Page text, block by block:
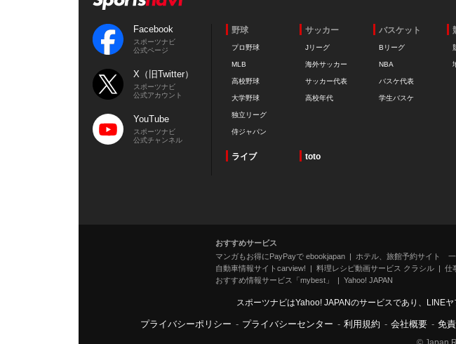
Facebook
スポーツナビ
公式ページ
X（旧Twitter）
スポーツナビ
公式アカウント
YouTube
スポーツナビ
公式チャンネル
野球
プロ野球
MLB
高校野球
大学野球
独立リーグ
侍ジャパン
サッカー
Jリーグ
海外サッカー
サッカー代表
高校年代
バスケット
Bリーグ
NBA
バスケ代表
学生バスケ
ライブ toto
おすすめサービス
マンガもお得にPayPayで ebookjapan
ホテル、旅館予約サイト
自動車情報サイトcarview!
料理レシピ動画サービス クラシル 仕
おすすめ情報サービス「mybest」
Yahoo! JAPAN
スポーツナビはYahoo! JAPANのサービスであり、LINE
プライバシーポリシー - プライバシーセンター - 利用規約 - 会社概要 - 免